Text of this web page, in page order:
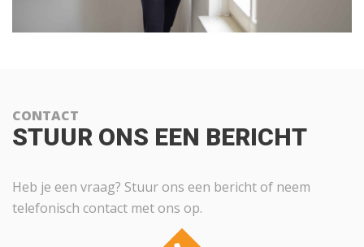
CONTACT
STUUR ONS EEN BERICHT
Heb je een vraag? Stuur ons een bericht of neem
telefonisch contact met ons op.